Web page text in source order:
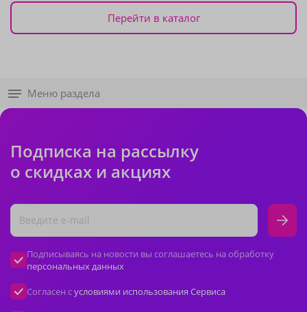
Перейти в каталог
Меню раздела
Подписка на рассылку
о скидках и акциях
Подписываясь на новости вы соглашаетесь на обработку
персональных данных
Согласен сусловиями использования Сервиса